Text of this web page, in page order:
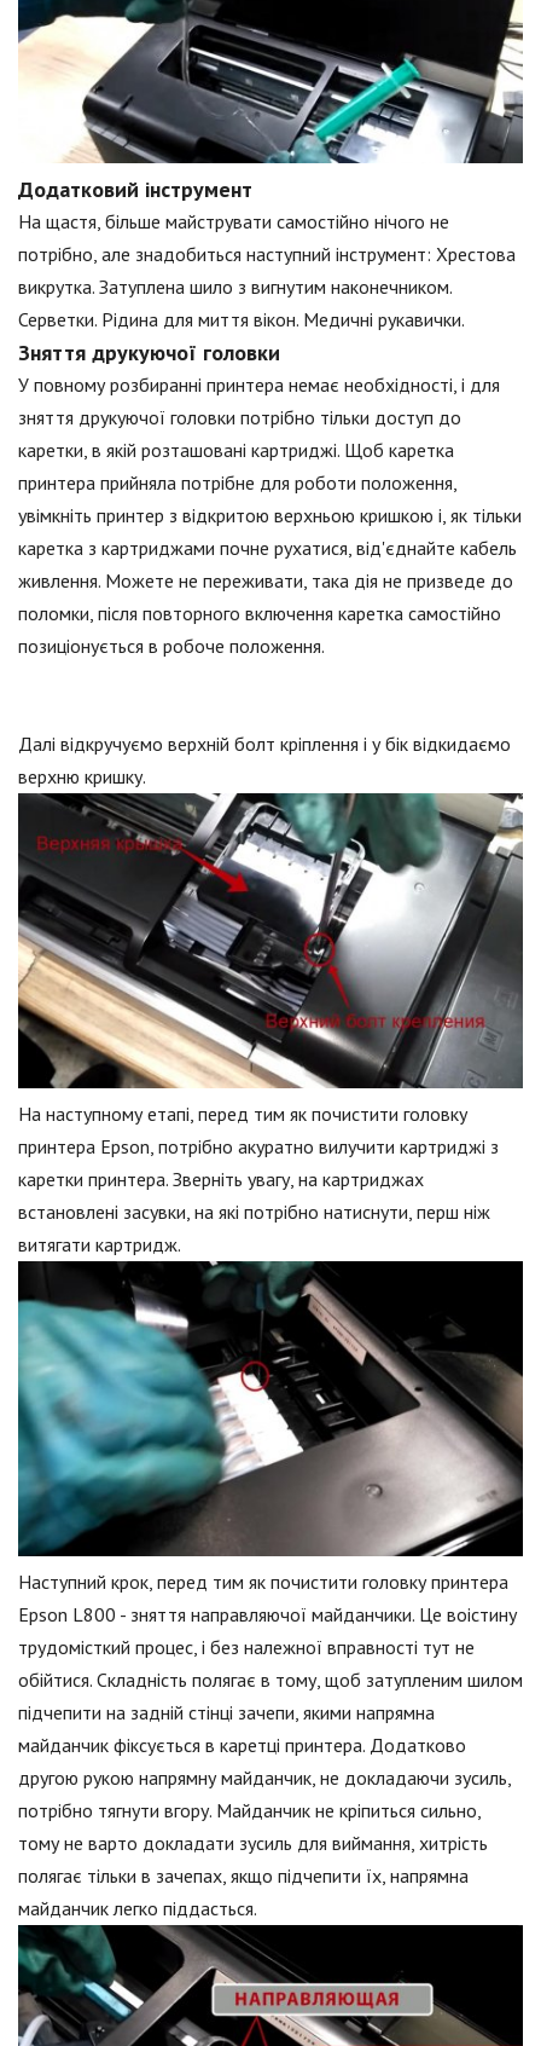
Додатковий інструмент
На щастя, більше майструвати самостійно нічого не
потрібно, але знадобиться наступний інструмент: Хрестова
викрутка. Затуплена шило з вигнутим наконечником.
Серветки. Рідина для миття вікон. Медичні рукавички.
Зняття друкуючої головки
У повному розбиранні принтера немає необхідності, і для
зняття друкуючої головки потрібно тільки доступ до
каретки, в якій розташовані картриджі. Щоб каретка
принтера прийняла потрібне для роботи положення,
увімкніть принтер з відкритою верхньою кришкою і, як тільки
каретка з картриджами почне рухатися, від'єднайте кабель
живлення. Можете не переживати, така дія не призведе до
поломки, після повторного включення каретка самостійно
позиціонується в робоче положення.
Далі відкручуємо верхній болт кріплення і у бік відкидаємо
верхню кришку.
На наступному етапі, перед тим як почистити головку
принтера Epson, потрібно акуратно вилучити картриджі з
каретки принтера. Зверніть увагу, на картриджах
встановлені засувки, на які потрібно натиснути, перш ніж
витягати картридж.
Наступний крок, перед тим як почистити головку принтера
Epson L800 - зняття направляючої майданчики. Це воістину
трудомісткий процес, і без належної вправності тут не
обійтися. Складність полягає в тому, щоб затупленим шилом
підчепити на задній стінці зачепи, якими напрямна
майданчик фіксується в каретці принтера. Додатково
другою рукою напрямну майданчик, не докладаючи зусиль,
потрібно тягнути вгору. Майданчик не кріпиться сильно,
тому не варто докладати зусиль для виймання, хитрість
полягає тільки в зачепах, якщо підчепити їх, напрямна
майданчик легко піддасться.